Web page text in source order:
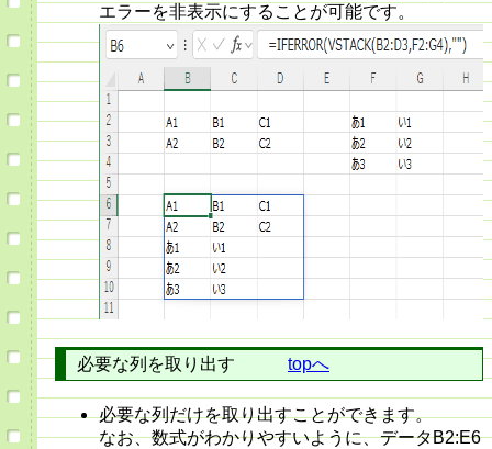
エラーを非表示にすることが可能です。
必要な列を取り出す topへ
必要な列だけを取り出すことができます。
なお、数式がわかりやすいように、データB2:E6